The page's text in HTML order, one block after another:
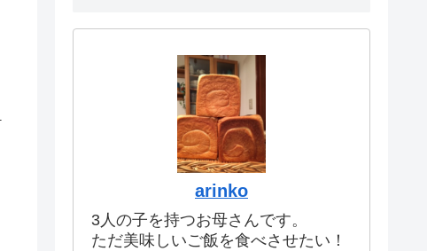
arinko
3人の子を持つお母さんです。
ただ美味しいご飯を食べさせたい！